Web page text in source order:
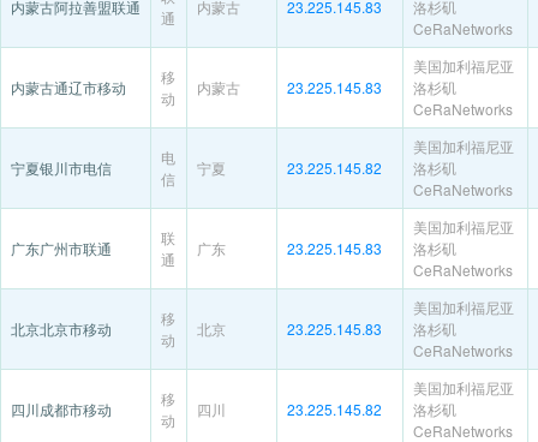
内蒙古阿拉善盟联通
通
内蒙古 23.225.145.83
洛杉矶
CeRaNetworks
内蒙古通辽市移动
移
动
内蒙古 23.225.145.83
美国加利福尼亚
洛杉矶
CeRaNetworks
宁夏银川市电信
电
信
宁夏 23.225.145.82
美国加利福尼亚
洛杉矶
CeRaNetworks
广东广州市联通
联
通
广东 23.225.145.83
美国加利福尼亚
洛杉矶
CeRaNetworks
北京北京市移动
移
动
北京 23.225.145.83
美国加利福尼亚
洛杉矶
CeRaNetworks
四川成都市移动
移
动
四川 23.225.145.82
美国加利福尼亚
洛杉矶
CeRaNetworks